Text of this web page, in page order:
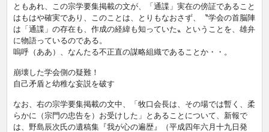
ともあれ、この宗学要集掲載の文が、「通諜」実在の傍証であること
はもはや確実であり、このことは、とりもなおさず、〝学会の首脳陣
は「通諜」の存在も、作成の経緯も知っていた〟ということを、雄弁
に物語っているのである。
嗚呼（ああ）、なんたる不正直の謀略組織であることか・・。
崩壊した学会側の疑難！
自己矛盾と幼稚な妄説を破す
なお、右の宗学要集掲載の文中、「牧口会長は、その場では暫く、柔
らかに（宗門の忠告を）お受けした」とあることについて、新報で
は、野島辰次氏の遺稿集『我が心の遍歴』（平成四年六月十九日発